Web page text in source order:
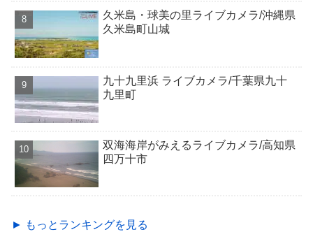
久米島・球美の里ライブカメラ/沖縄県
久米島町山城
九十九里浜 ライブカメラ/千葉県九十
九里町
双海海岸がみえるライブカメラ/高知県
四万十市
► もっとランキングを見る